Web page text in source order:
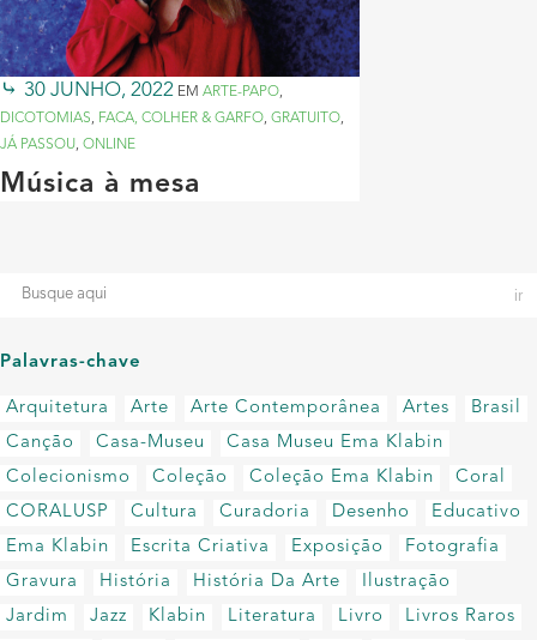
30 JUNHO, 2022 EM ARTE-PAPO,
DICOTOMIAS, FACA, COLHER & GARFO, GRATUITO,
JÁ PASSOU, ONLINE
Música à mesa
Palavras-chave
Arquitetura Arte Arte Contemporânea Artes
Brasil
Canção
Casa-Museu
Casa Museu Ema Klabin
Colecionismo
Coleção Coleção Ema Klabin
Coral
CORALUSP
Cultura Curadoria Desenho
Educativo
Ema Klabin
Escrita Criativa Exposição
Fotografia
Gravura
História História Da Arte
Ilustração
Jardim
Jazz Klabin Literatura Livro
Livros Raros